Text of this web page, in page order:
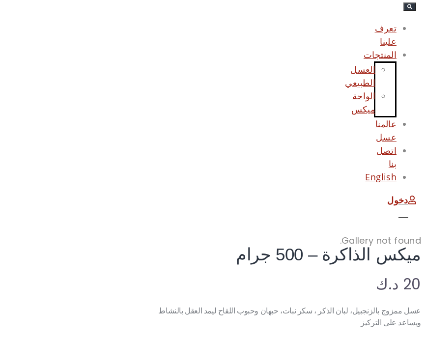
تعرف
علينا
المنتجات
العسل
الطبيعي
الواحة
ميكس
عالمنا
عسل
اتصل
بنا
English
دخول
Gallery not found.
ميكس الذاكرة – 500 جرام
20 د.ك
عسل ممزوج بالزنجبيل، لبان الذكر ، سكر نبات، حبهان وحبوب اللقاح ليمد العقل بالنشاط
ويساعد على التركيز